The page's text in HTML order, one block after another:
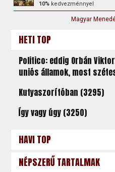
10% kedvezménnyel
Magyar
HETI TOP
Politico: eddig Orbán
uniós államok, most
Kutyaszorítóban (3295)
Így vagy úgy (3250)
HAVI TOP
NÉPSZERŰ TARTALMAK